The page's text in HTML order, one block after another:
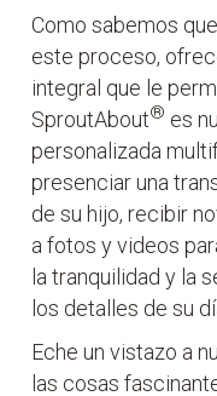
Como sabemos
este proceso,
integral que le
SproutAbout® es
personalizada
presenciar una
de su hijo, recibir
a fotos y videos
la tranquilidad y la
los detalles de su
Eche un vistazo a
las cosas